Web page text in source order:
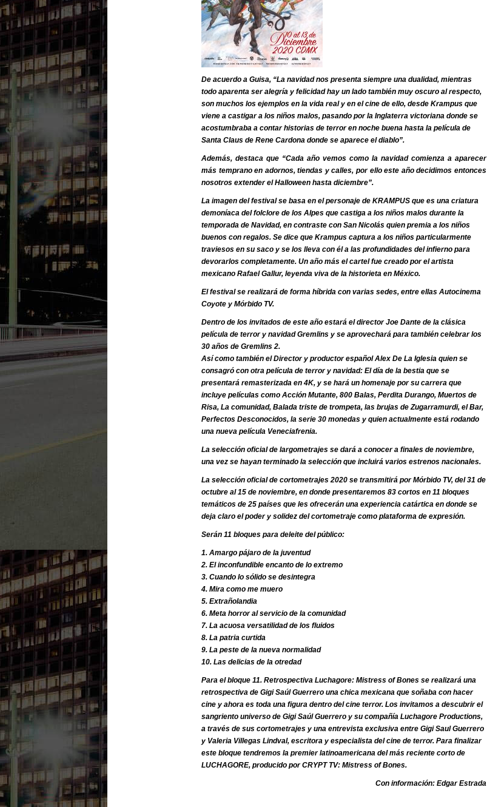
De acuerdo a Guisa, “La navidad nos presenta siempre una dualidad, mientras
todo aparenta ser alegría y felicidad hay un lado también muy oscuro al respecto,
son muchos los ejemplos en la vida real y en el cine de ello, desde Krampus que
viene a castigar a los niños malos, pasando por la Inglaterra victoriana donde se
acostumbraba a contar historias de terror en noche buena hasta la película de
Santa Claus de Rene Cardona donde se aparece el diablo”.
Además, destaca que “Cada año vemos como la navidad comienza a aparecer
más temprano en adornos, tiendas y calles, por ello este año decidimos entonces
nosotros extender el Halloween hasta diciembre”.
La imagen del festival se basa en el personaje de KRAMPUS que es una criatura
demoníaca del folclore de los Alpes que castiga a los niños malos durante la
temporada de Navidad, en contraste con San Nicolás quien premia a los niños
buenos con regalos. Se dice que Krampus captura a los niños particularmente
traviesos en su saco y se los lleva con él a las profundidades del infierno para
devorarlos completamente. Un año más el cartel fue creado por el artista
mexicano Rafael Gallur, leyenda viva de la historieta en México.
El festival se realizará de forma híbrida con varias sedes, entre ellas Autocinema
Coyote y Mórbido TV.
Dentro de los invitados de este año estará el director Joe Dante de la clásica
película de terror y navidad Gremlins y se aprovechará para también celebrar los
30 años de Gremlins 2.
Así como también el Director y productor español Alex De La Iglesia quien se
consagró con otra película de terror y navidad: El día de la bestia que se
presentará remasterizada en 4K, y se hará un homenaje por su carrera que
incluye películas como Acción Mutante, 800 Balas, Perdita Durango, Muertos de
Risa, La comunidad, Balada triste de trompeta, las brujas de Zugarramurdi, el Bar,
Perfectos Desconocidos, la serie 30 monedas y quien actualmente está rodando
una nueva película Veneciafrenia.
La selección oficial de largometrajes se dará a conocer a finales de noviembre,
una vez se hayan terminado la selección que incluirá varios estrenos nacionales.
La selección oficial de cortometrajes 2020 se transmitirá por Mórbido TV, del 31 de
octubre al 15 de noviembre, en donde presentaremos 83 cortos en 11 bloques
temáticos de 25 países que les ofrecerán una experiencia catártica en donde se
deja claro el poder y solidez del cortometraje como plataforma de expresión.
Serán 11 bloques para deleite del público:
1. Amargo pájaro de la juventud
2. El inconfundible encanto de lo extremo
3. Cuando lo sólido se desintegra
4. Mira como me muero
5. Extrañolandia
6. Meta horror al servicio de la comunidad
7. La acuosa versatilidad de los fluidos
8. La patria curtida
9. La peste de la nueva normalidad
10. Las delicias de la otredad
Para el bloque 11. Retrospectiva Luchagore: Mistress of Bones se realizará una
retrospectiva de Gigi Saúl Guerrero una chica mexicana que soñaba con hacer
cine y ahora es toda una figura dentro del cine terror. Los invitamos a descubrir el
sangriento universo de Gigi Saúl Guerrero y su compañía Luchagore Productions,
a través de sus cortometrajes y una entrevista exclusiva entre Gigi Saul Guerrero
y Valeria Villegas Lindval, escritora y especialista del cine de terror. Para finalizar
este bloque tendremos la premier latinoamericana del más reciente corto de
LUCHAGORE, producido por CRYPT TV: Mistress of Bones.
Con información: Edgar Estrada